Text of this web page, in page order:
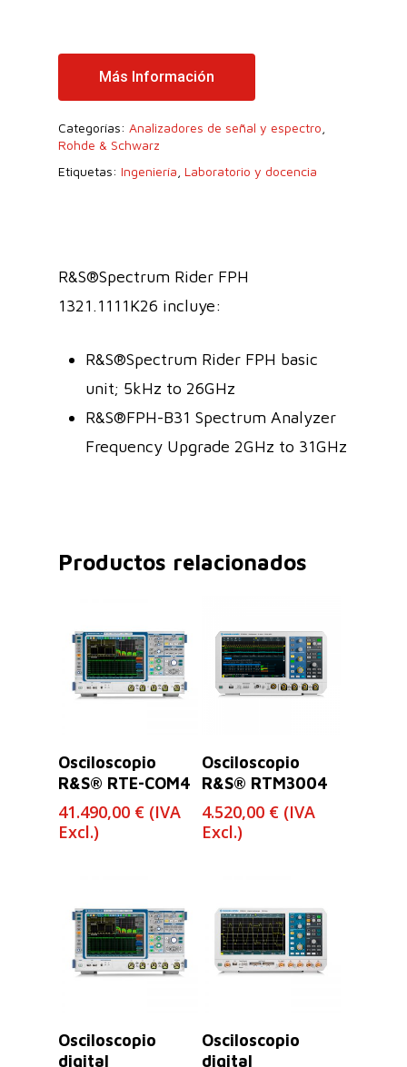
Más Información
Categorías: Analizadores de señal y espectro
Rohde & Schwarz
Etiquetas: Ingeniería Laboratorio y docencia
R&S®Spectrum Rider FPH
1321.1111K26 incluye:
R&S®Spectrum Rider FPH basic
unit; 5kHz to 26GHz
R&S®FPH-B31 Spectrum Analyzer
Frequency Upgrade 2GHz to 31GHz
Productos relacionados
Leer Más
Osciloscopio
R&S® RTE-COM4
41.490,00 € (IVA
Excl.)
Leer Más
Osciloscopio
R&S® RTM3004
4.520,00 € (IVA
Excl.)
Seleccionar
Opciones
Osciloscopio
digital
Seleccionar
Opciones
Osciloscopio
digital